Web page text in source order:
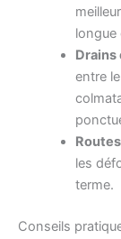
longue
Drains
entre
les
terme.
Conseils